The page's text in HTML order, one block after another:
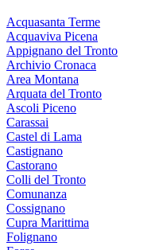
Acquasanta Terme
Acquaviva Picena
Appignano del Tronto
Archivio Cronaca
Area Montana
Arquata del Tronto
Ascoli Piceno
Carassai
Castel di Lama
Castignano
Castorano
Colli del Tronto
Comunanza
Cossignano
Cupra Marittima
Folignano